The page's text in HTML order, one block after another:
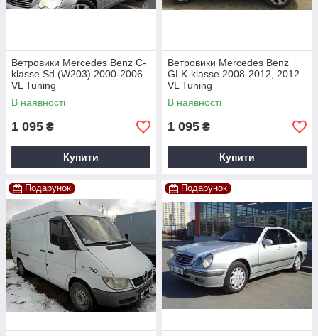
Ветровики Mercedes Benz C-
klasse Sd (W203) 2000-2006
VL Tuning
В наявності
1 095 ₴
Купити
Ветровики Mercedes Benz
GLK-klasse 2008-2012, 2012
VL Tuning
В наявності
1 095 ₴
Купити
Подарунок Подарунок